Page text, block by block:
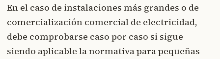
En el caso de instalaciones más grandes o de
comercialización comercial de electricidad,
debe comprobarse caso por caso si sigue
siendo aplicable la normativa para pequeñas